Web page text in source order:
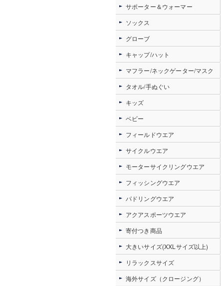
サポーター＆ウォーマー
ソックス
グローブ
キャップ/ハット
マフラー/ネックゲーター/マスク
タオル/手ぬぐい
キッズ
ベビー
フィールドウエア
サイクルウエア
モーターサイクリングウエア
フィッシングウエア
パドリングウエア
アクアスポーツウエア
寄付つき商品
大きいサイズ(XXLサイズ以上)
リラックスサイズ
海外サイズ（クロージング）